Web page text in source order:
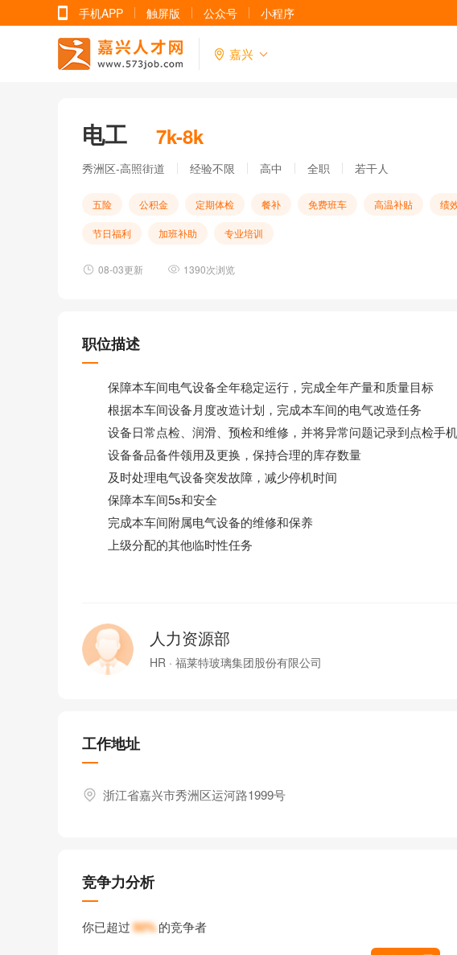
手机APP 触屏版 公众号 小程序
嘉兴
电工 7k-8k
秀洲区-高照街道 经验不限 高中 全职 若干人
五险 公积金 定期体检 餐补 免费班车 高温补贴 绩
节日福利 加班补助 专业培训
08-03更新 1390次浏览
职位描述
保障本车间电气设备全年稳定运行，完成全年产量和质量目标
根据本车间设备月度改造计划，完成本车间的电气改造任务
设备日常点检、润滑、预检和维修，并将异常问题记录到点检手机
设备备品备件领用及更换，保持合理的库存数量
及时处理电气设备突发故障，减少停机时间
保障本车间5s和安全
完成本车间附属电气设备的维修和保养
上级分配的其他临时性任务
人力资源部
HR · 福莱特玻璃集团股份有限公司
工作地址
浙江省嘉兴市秀洲区运河路1999号
竞争力分析
你已超过50%的竞争者